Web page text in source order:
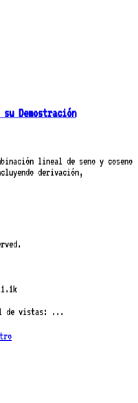
Demostración
lineal de seno y coseno
derivación,
de vistas: ...